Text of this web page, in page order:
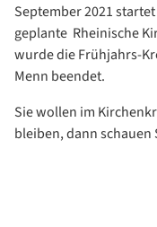
September 2021
geplante Rheinische
wurde die Frühjahrs-
Menn beendet.
Sie wollen im
bleiben, dann schauen